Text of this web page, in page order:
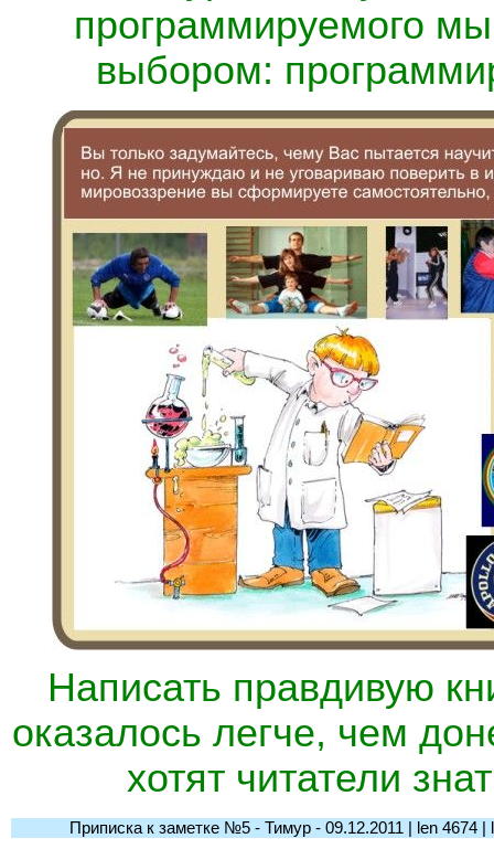
программируемого
выбором:
Написать правдивую
оказалось легче, чем
хотят читатели
Приписка к заметке №5 - Тимур - 09.12.2011 | len 4674 |